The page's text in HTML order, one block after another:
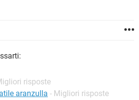
risposte
aranzulla - Migliori risposte